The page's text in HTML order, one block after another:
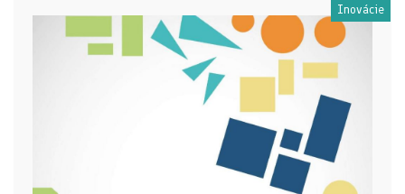
Inovácie